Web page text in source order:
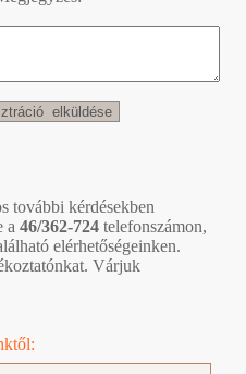
további kérdésekben
a 46/362-724 telefonszámon,
elérhetőségeinken.
Várjuk